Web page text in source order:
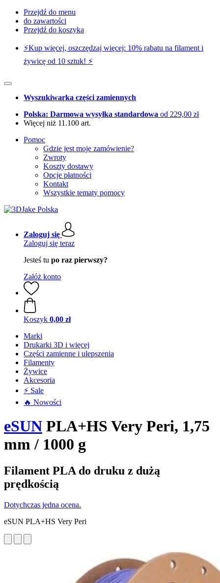
Przejdź do menu
do zawartości
Przejdź do koszyka
⚡️Kup więcej, oszczędzaj więcej: 10% rabatu na filament i
żywicę od 10 sztuk! ⚡️
Wyszukiwarka części zamiennych
Polska: Darmowa wysyłka standardowa od 229,00 zł
Więcej niż 11.100 art.
Pomoc
Gdzie jest moje zamówienie?
Zwroty
Koszty dostawy
Opcje płatności
Kontakt
Wszystkie tematy pomocy
Zaloguj się
Zaloguj się teraz
Jesteś tu po raz pierwszy?
Załóż konto
Koszyk 0,00 zł
Marki
Drukarki 3D i więcej
Części zamienne i ulepszenia
Filamenty
Żywice
Akcesoria
⚡ Sale
🔥 Nowości
eSUN PLA+HS Very Peri, 1,75
mm / 1000 g
Filament PLA do druku z dużą
prędkością
Dotychczas jedna ocena.
eSUN PLA+HS Very Peri